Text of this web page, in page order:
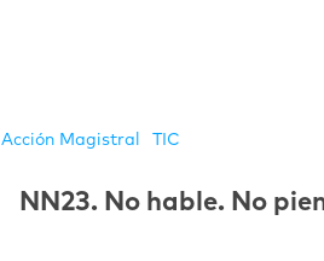
Acción Magistral TIC
NN23. No hable. No